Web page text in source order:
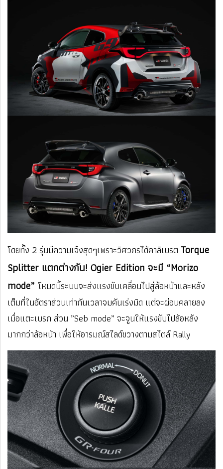
โดยทั้ง 2 รุ่นมีความเจ๋งสุดๆเพราะวิศวกรได้คาลิเบรต Torque
Splitter แตกต่างกัน! Ogier Edition จะมี “Morizo
mode” โหมดนี้ระบบจะส่งแรงขับเคลื่อนไปสู่ล้อหน้าและหลัง
เต็มที่ในอัตราส่วนเท่ากันเวลาจมคันเร่งมิด แต่จะผ่อนคลายลง
เมื่อแตะเบรก ส่วน ”Seb mode” จะจูนให้แรงขับไปล้อหลัง
มากกว่าล้อหน้า เพื่อให้อารมณ์สไลด์ขวางตามสไตล์ Rally